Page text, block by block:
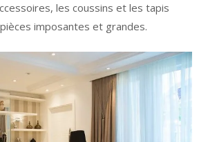
les coussins et les tapis
imposantes et grandes.